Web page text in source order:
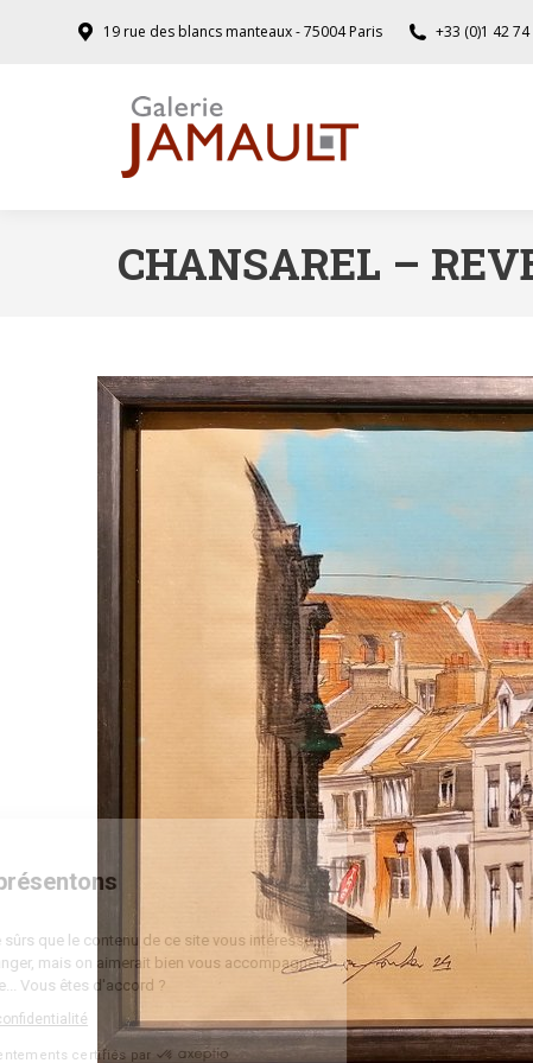
Nous vous présentons
On a attendu d'être sûrs que le contenu de ce site vous intéresse
avant de vous déranger, mais on aimerait bien vous accompagner
pendant votre visite... Vous êtes d'accord ?
Lire la politique de confidentialité
Consentements certifiés par
19 rue des blancs manteaux - 75004 Paris +33 (0)1 42 74
CHANSAREL –